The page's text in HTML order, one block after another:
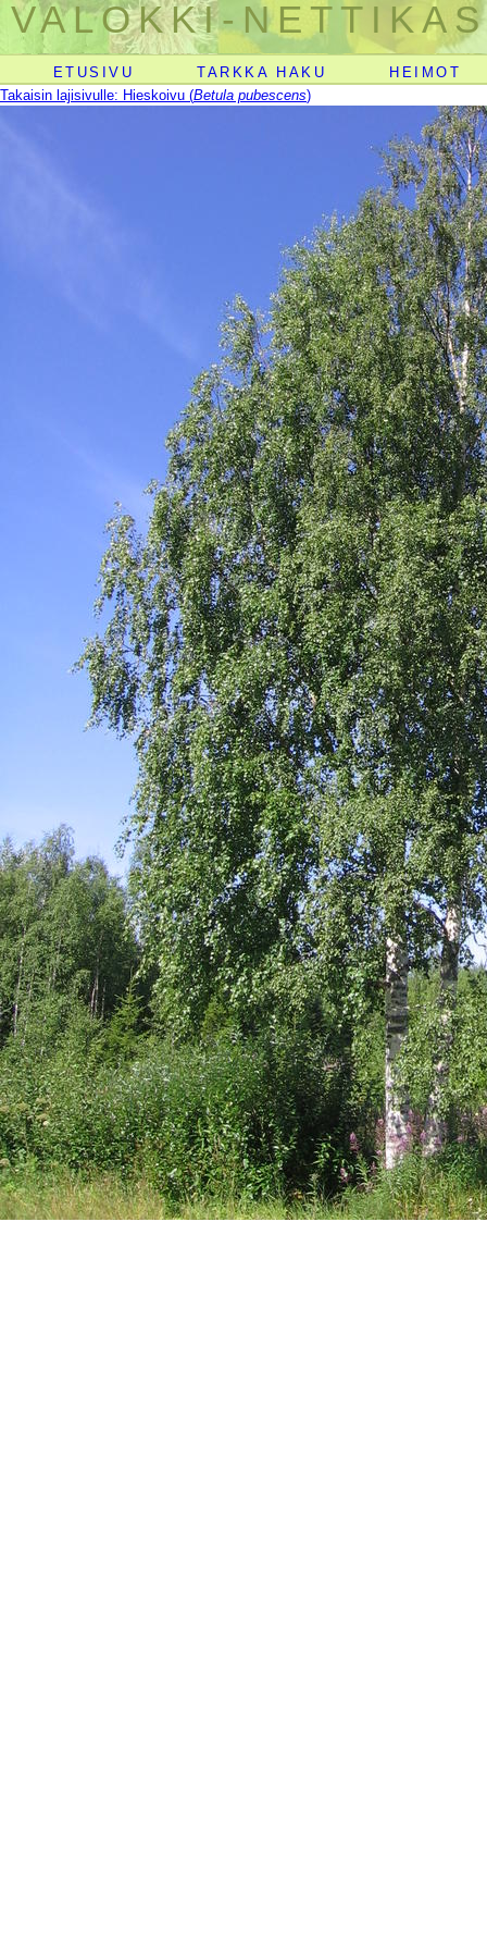
VALOKKI-
ETUSIVU TARKKA HAKU
HEIMOT
Takaisin lajisivulle: Hieskoivu (Betula pubescens)